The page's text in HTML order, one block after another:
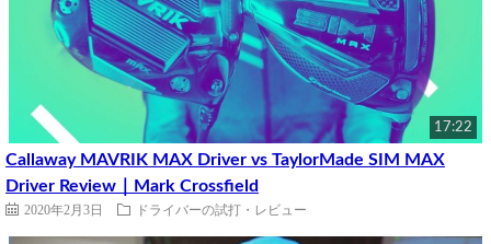
17:22
Callaway MAVRIK MAX Driver vs TaylorMade SIM MAX
Driver Review｜Mark Crossfield
2020年2月3日 ドライバーの試打・レビュー